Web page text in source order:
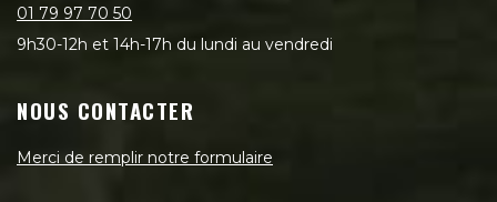
01 79 97 70 50
9h30-12h et 14h-17h du lundi au vendredi
NOUS CONTACTER
Merci de remplir notre formulaire